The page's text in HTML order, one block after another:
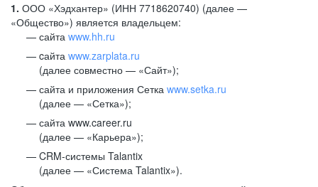
1. ООО «Хэдхантер» (ИНН 7718620740) (далее —
«Общество») является владельцем:
сайта www.hh.ru
cайта www.zarplata.ru
(далее совместно — «Сайт»);
сайта и приложения Сетка www.setka.ru
(далее — «Сетка»);
сайта www.career.ru
(далее — «Карьера»);
CRM-системы Talantix
(далее — «Система Talantix»).